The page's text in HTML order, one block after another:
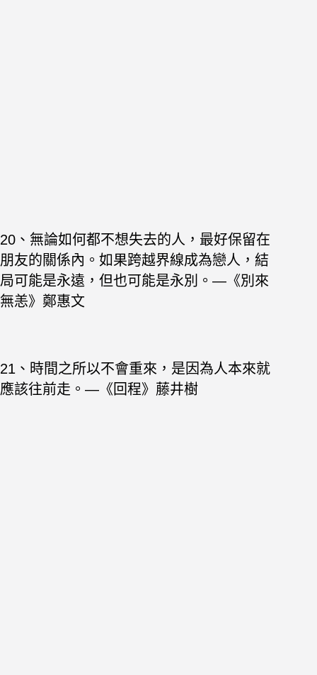
20、無論如何都不想失去的人，最好保留在
朋友的關係內。如果跨越界線成為戀人，結
局可能是永遠，但也可能是永別。—《別來
無恙》鄭惠文
21、時間之所以不會重來，是因為人本來就
應該往前走。—《回程》藤井樹